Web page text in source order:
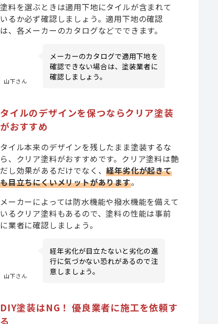
塗料を選ぶときは適用下地にタイルが含まれて
いるか必ず確認しましょう。適用下地の確認
は、各メーカーのカタログなどでできます。
山下さん
メーカーのカタログで適用下地を
確認できない場合は、塗装業者に
確認しましょう。
タイルのデザインを保つならクリア塗装
がおすすめ
タイル本来のデザインを残したまま塗装するな
ら、クリア塗料がおすすめです。クリア塗料は艶
だし効果があるだけでなく、経年劣化が起きて
も目立ちにくいメリットがあります。
メーカーによっては防水機能や撥水機能を備えて
いるクリア塗料もあるので、塗料の性能は事前
に業者に確認しましょう。
山下さん
経年劣化が目立たないと劣化の進
行に気づかない恐れがあるので注
意しましょう。
DIY塗装はNG！ 優良業者に施工を依頼す
る